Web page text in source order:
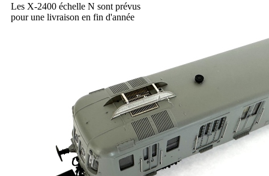
Les X-2400 échelle N sont prévus
pour une livraison en fin d'année